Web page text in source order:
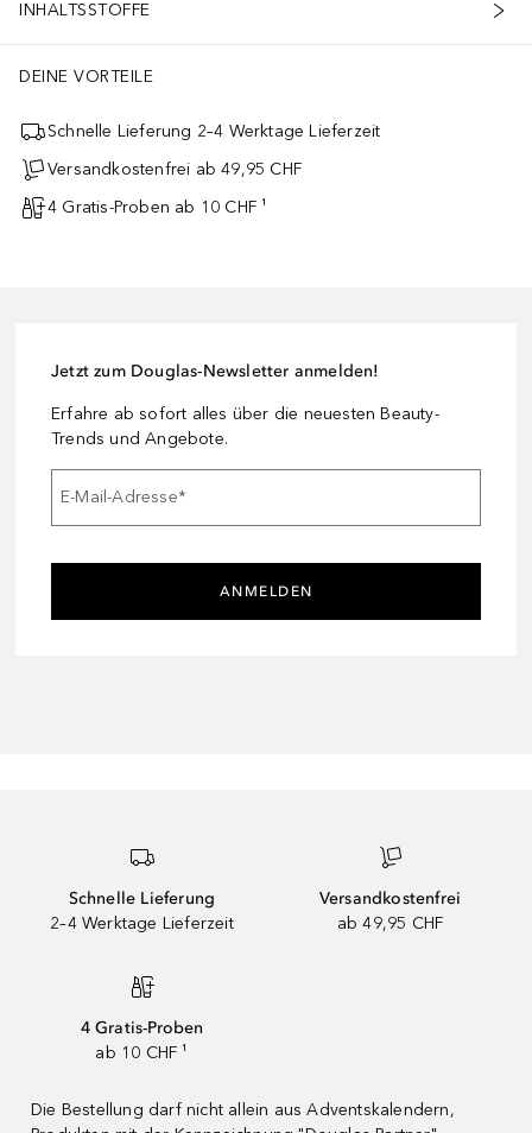
INHALTSSTOFFE
DEINE VORTEILE
Schnelle Lieferung 2–4 Werktage Lieferzeit
Versandkostenfrei ab 49,95 CHF
4 Gratis-Proben ab 10 CHF ¹
Jetzt zum Douglas-Newsletter anmelden!
Erfahre ab sofort alles über die neuesten Beauty-
Trends und Angebote.
E-Mail-Adresse*
ANMELDEN
Schnelle Lieferung
2–4 Werktage Lieferzeit
Versandkostenfrei
ab 49,95 CHF
4 Gratis-Proben
ab 10 CHF ¹
Die Bestellung darf nicht allein aus Adventskalendern,